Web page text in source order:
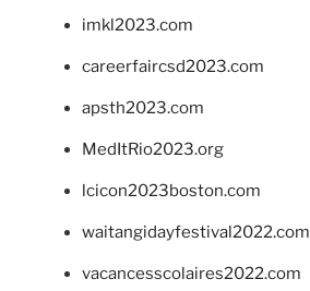
imkl2023.com
careerfaircsd2023.com
apsth2023.com
MedItRio2023.org
lcicon2023boston.com
waitangidayfestival2022.com
vacancesscolaires2022.com